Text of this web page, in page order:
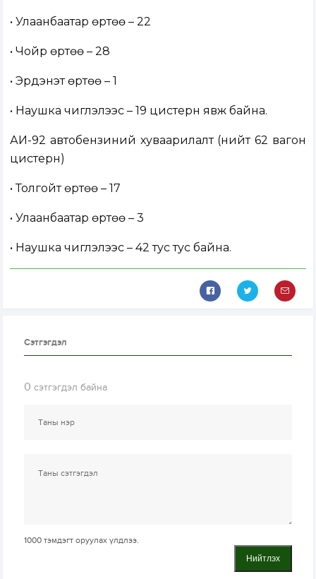
• Улаанбаатар өртөө – 22
• Чойр өртөө – 28
• Эрдэнэт өртөө – 1
• Наушка чиглэлээс – 19 цистерн явж байна.
АИ-92 автобензиний хуваарилалт (нийт 62 вагон
цистерн)
• Толгойт өртөө – 17
• Улаанбаатар өртөө – 3
• Наушка чиглэлээс – 42 тус тус байна.
Сэтгэгдэл
0 сэтгэгдэл байна
1000 тэмдэгт оруулах үлдлээ.
Нийтлэх